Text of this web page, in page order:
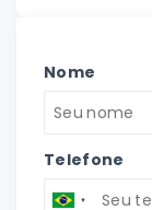
Nome
Telefone